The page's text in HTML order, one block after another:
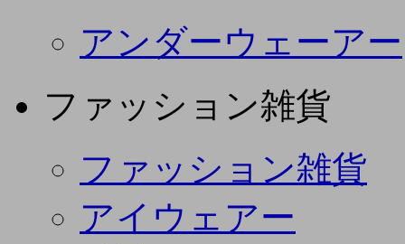
アンダーウェーアー
ファッション雑貨
ファッション雑貨
アイウェアー